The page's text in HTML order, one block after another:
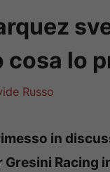
cosa lo
Russo
in
Racing